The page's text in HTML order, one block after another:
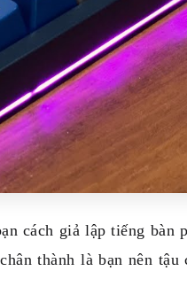
cách giả lập tiếng bàn
thành là bạn nên